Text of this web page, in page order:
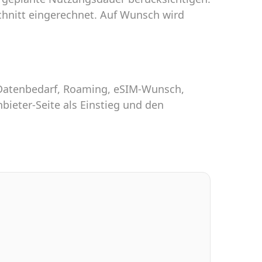
eingerechnet. Auf Wunsch wird
Roaming, eSIM-Wunsch,
Seite als Einstieg und den